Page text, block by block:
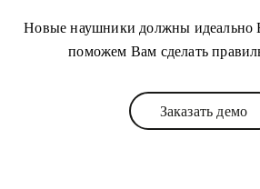
Новые наушники должны
поможем Вам сделать
Заказать демо
Link